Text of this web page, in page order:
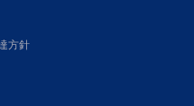
方針